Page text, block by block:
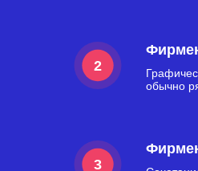
2
обычно
3